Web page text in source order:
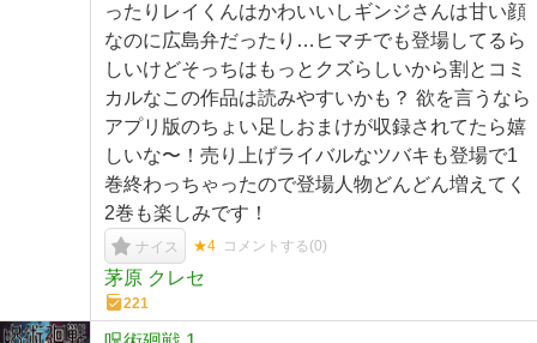
ったりレイくんはかわいいしギンジさんは甘い顔
なのに広島弁だったり…ヒマチでも登場してるら
しいけどそっちはもっとクズらしいから割とコミ
カルなこの作品は読みやすいかも？ 欲を言うなら
アプリ版のちょい足しおまけが収録されてたら嬉
しいな〜！売り上げライバルなツバキも登場で1
巻終わっちゃったので登場人物どんどん増えてく
2巻も楽しみです！
ナイス ★4 コメントする(0)
茅原 クレセ
221